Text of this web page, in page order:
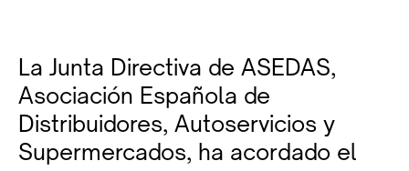
La Junta Directiva de ASEDAS,
Asociación Española de
Distribuidores, Autoservicios y
Supermercados, ha acordado el